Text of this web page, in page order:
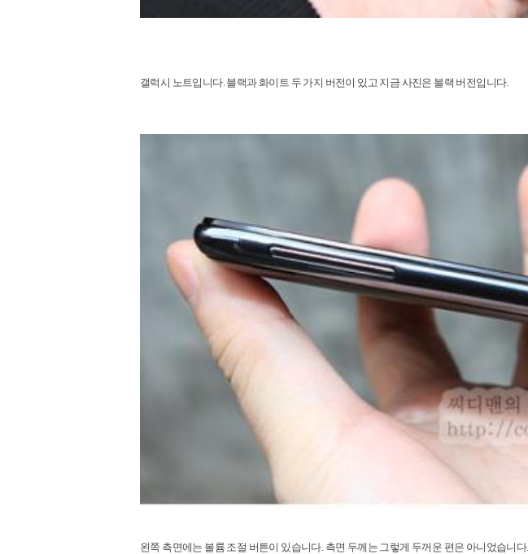
갤럭시 노트입니다.블랙과 화이트 두 가지 버전이 있고 지금 사진은 블랙 버전입니다.
왼쪽 측면에는 볼륨 조절 버튼이 있습니다. 측면 두께는 그렇게 두꺼운 편은 아니었습니다.